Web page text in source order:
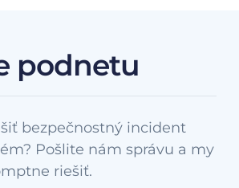
podnetu
bezpečnostný incident
Pošlite nám správu a my
riešiť.